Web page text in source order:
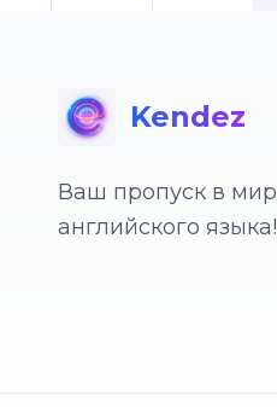
Kendez
Ваш пропуск в мир
английского языка!